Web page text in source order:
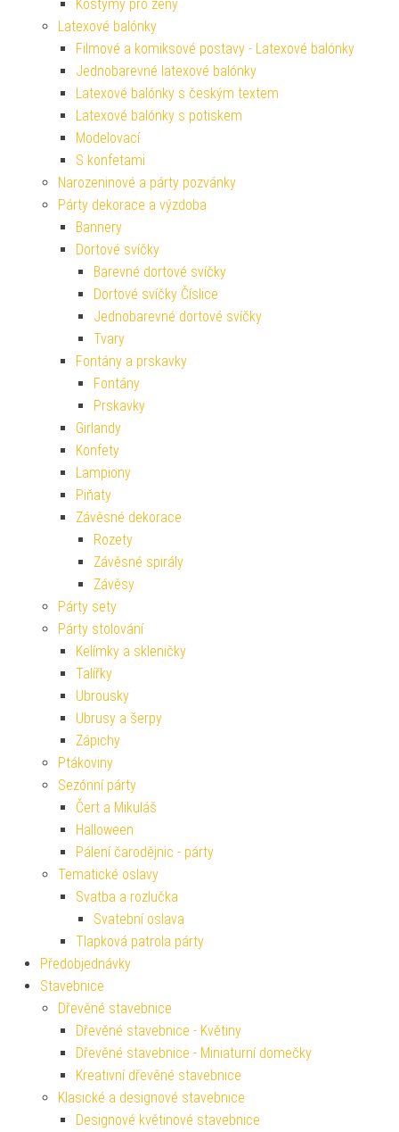
Kostýmy pro ženy
Latexové balónky
Filmové a komiksové postavy - Latexové balónky
Jednobarevné latexové balónky
Latexové balónky s českým textem
Latexové balónky s potiskem
Modelovací
S konfetami
Narozeninové a párty pozvánky
Párty dekorace a výzdoba
Bannery
Dortové svíčky
Barevné dortové svíčky
Dortové svíčky Číslice
Jednobarevné dortové svíčky
Tvary
Fontány a prskavky
Fontány
Prskavky
Girlandy
Konfety
Lampiony
Piňaty
Závěsné dekorace
Rozety
Závěsné spirály
Závěsy
Párty sety
Párty stolování
Kelímky a skleničky
Talířky
Ubrousky
Ubrusy a šerpy
Zápichy
Ptákoviny
Sezónní párty
Čert a Mikuláš
Halloween
Pálení čarodějnic - párty
Tematické oslavy
Svatba a rozlučka
Svatební oslava
Tlapková patrola párty
Předobjednávky
Stavebnice
Dřevěné stavebnice
Dřevěné stavebnice - Květiny
Dřevěné stavebnice - Miniaturní domečky
Kreativní dřevěné stavebnice
Klasické a designové stavebnice
Designové květinové stavebnice